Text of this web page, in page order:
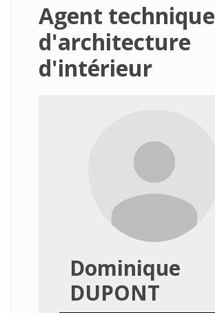
Agent technique
d'architecture
d'intérieur
Dominique
DUPONT